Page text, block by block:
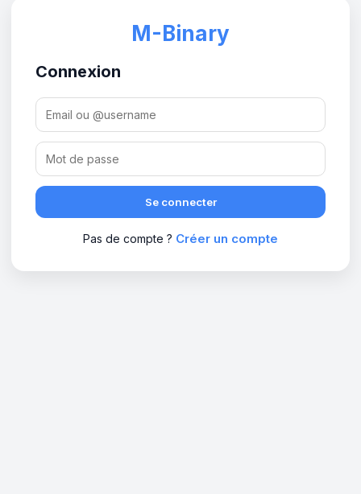
M-Binary
Connexion
Se connecter
Pas de compte ? Créer un compte